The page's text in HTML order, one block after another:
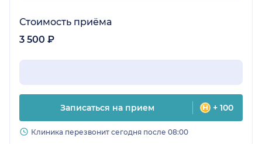
Стоимость приёма
3 500 ₽
Записаться на прием + 100
Клиника перезвонит сегодня после 08:00